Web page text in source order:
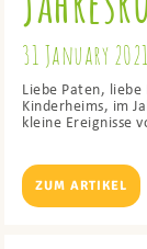
31 January 2021
Liebe Paten,
Kinderheims, im
kleine Ereignisse
ZUM ARTIKEL